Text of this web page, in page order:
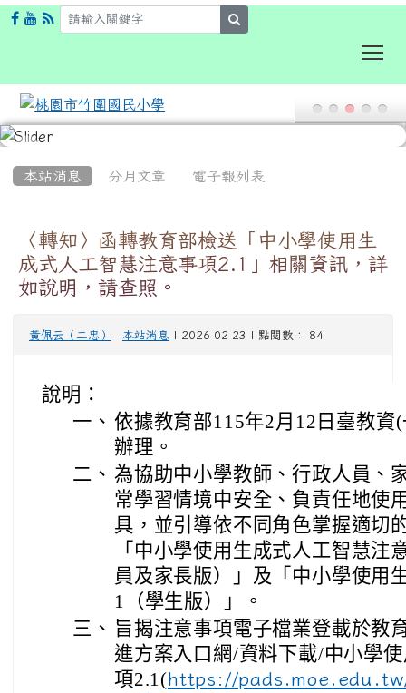
本站消息 分月文章 電子報列表
〈轉知〉函轉教育部檢送「中小學使用生
成式人工智慧注意事項2.1」相關資訊，詳
如說明，請查照。
黃佩云（二忠） - 本站消息 | 2026-02-23 | 點閱數： 84
說明：
一、 依據教育部115年2月12日臺教資
辦理。
二、 為協助中小學教師、行政人員、
常學習情境中安全、負責任地使
具，並引導依不同角色掌握適切
「中小學使用生成式人工智慧注
員及家長版）」及「中小學使用
1（學生版）」。
三、 旨揭注意事項電子檔業登載於教
進方案入口網/資料下載/中小學
項2.1(https://